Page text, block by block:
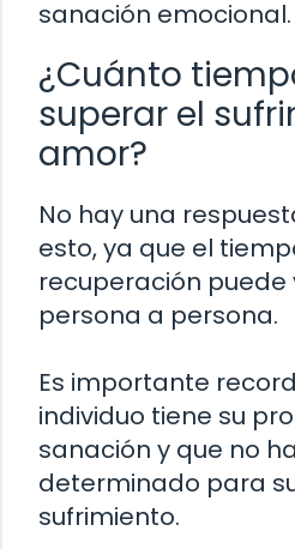
sanación emocional.
¿Cuánto
superar el
amor?
No hay una
esto, ya que el
recuperación puede
persona a persona.
Es importante
individuo tiene su
sanación y que no
determinado para
sufrimiento.